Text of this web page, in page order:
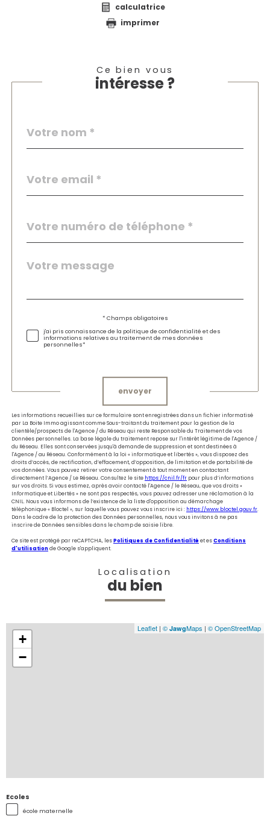
calculatrice
imprimer
Ce bien vous
intéresse ?
par
*
*
*
Fieldset
par
Message
*
* Champs obligatoires
j'ai pris connaissance de la politique de confidentialité et des
informations relatives au traitement de mes données
personnelles*
envoyer
Les informations recueillies sur ce formulaire sont enregistrées dans un fichier informatisé
par La Boite Immo agissant comme Sous-traitant du traitement pour la gestion de la
clientèle/prospects de l'Agence / du Réseau qui reste Responsable du Traitement de vos
Données personnelles. La base légale du traitement repose sur l'intérêt légitime de l'Agence /
du Réseau. Elles sont conservées jusqu'à demande de suppression et sont destinées à
l'Agence / au Réseau. Conformément à la loi « informatique et libertés », vous disposez des
droits d’accès, de rectification, d’effacement, d’opposition, de limitation et de portabilité de
vos données. Vous pouvez retirer votre consentement à tout moment en contactant
directement l’Agence / Le Réseau. Consultez le site https://cnil.fr/fr pour plus d’informations
sur vos droits. Si vous estimez, après avoir contacté l'Agence / le Réseau, que vos droits «
Informatique et Libertés » ne sont pas respectés, vous pouvez adresser une réclamation à la
CNIL. Nous vous informons de l’existence de la liste d'opposition au démarchage
téléphonique « Bloctel », sur laquelle vous pouvez vous inscrire ici : https://www.bloctel.gouv.fr.
Dans le cadre de la protection des Données personnelles, nous vous invitons à ne pas
inscrire de Données sensibles dans le champ de saisie libre.
Ce site est protégé par reCAPTCHA, lesPolitiques de Confidentialitéet esConditions
d'utilisationde Google s'appliquent.
Localisation
du bien
+
−
Leaflet | © JawgMaps | © OpenStreetMap
Ecoles
école maternelle